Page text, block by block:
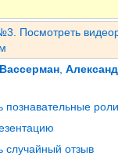
Посмотреть
,
познавательные
случайный отзыв